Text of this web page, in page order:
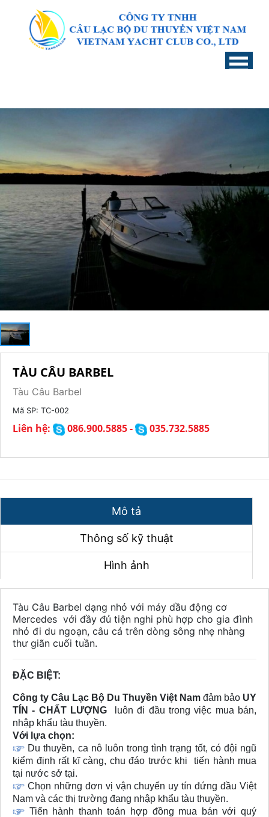
TÀU CÂU BARBEL
Tàu Câu Barbel
Mã SP: TC-002
Liên hệ: 086.900.5885 - 035.732.5885
Mô tả
Thông số kỹ thuật
Hình ảnh
Tàu Câu Barbel dạng nhỏ với máy dầu động cơ
Mercedes với đầy đủ tiện nghi phù hợp cho gia đình
nhỏ đi du ngoạn, câu cá trên dòng sông nhẹ nhàng
thư giãn cuối tuần.
ĐẶC BIỆT:
Công ty Câu Lạc Bộ Du Thuyền Việt Nam đảm bảo UY
TÍN - CHẤT LƯỢNG luôn đi đầu trong việc mua bán,
nhập khẩu tàu thuyền.
Với lựa chọn:
Du thuyền, ca nô luôn trong tình trạng tốt, có đội ngũ
kiểm định rất kĩ càng, chu đáo trước khi tiến hành mua
tại nước sở tại.
Chọn những đơn vị vận chuyển uy tín đứng đầu Việt
Nam và các thị trường đang nhập khẩu tàu thuyền.
Tiến hành thanh toán hợp đồng mua bán với quý